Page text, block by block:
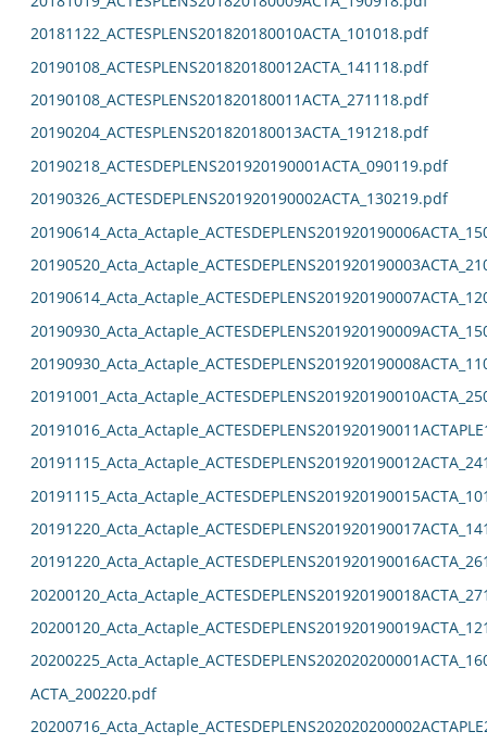
20181122_ACTESPLENS201820180010ACTA_101018.pdf
20190108_ACTESPLENS201820180012ACTA_141118.pdf
20190108_ACTESPLENS201820180011ACTA_271118.pdf
20190204_ACTESPLENS201820180013ACTA_191218.pdf
20190218_ACTESDEPLENS201920190001ACTA_090119.pdf
20190326_ACTESDEPLENS201920190002ACTA_130219.pdf
ACTA_200220.pdf